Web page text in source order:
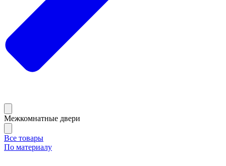
Межкомнатные двери
Все товары
По материалу